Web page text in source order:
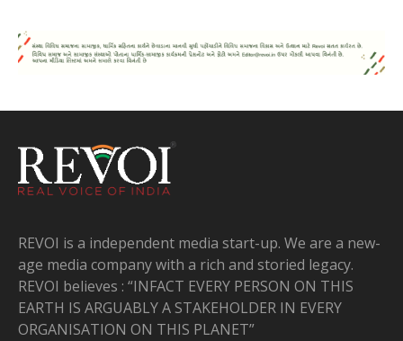
REVOI is a independent media start-up. We are a new-
age media company with a rich and storied legacy.
REVOI believes : “INFACT EVERY PERSON ON THIS
EARTH IS ARGUABLY A STAKEHOLDER IN EVERY
ORGANISATION ON THIS PLANET”